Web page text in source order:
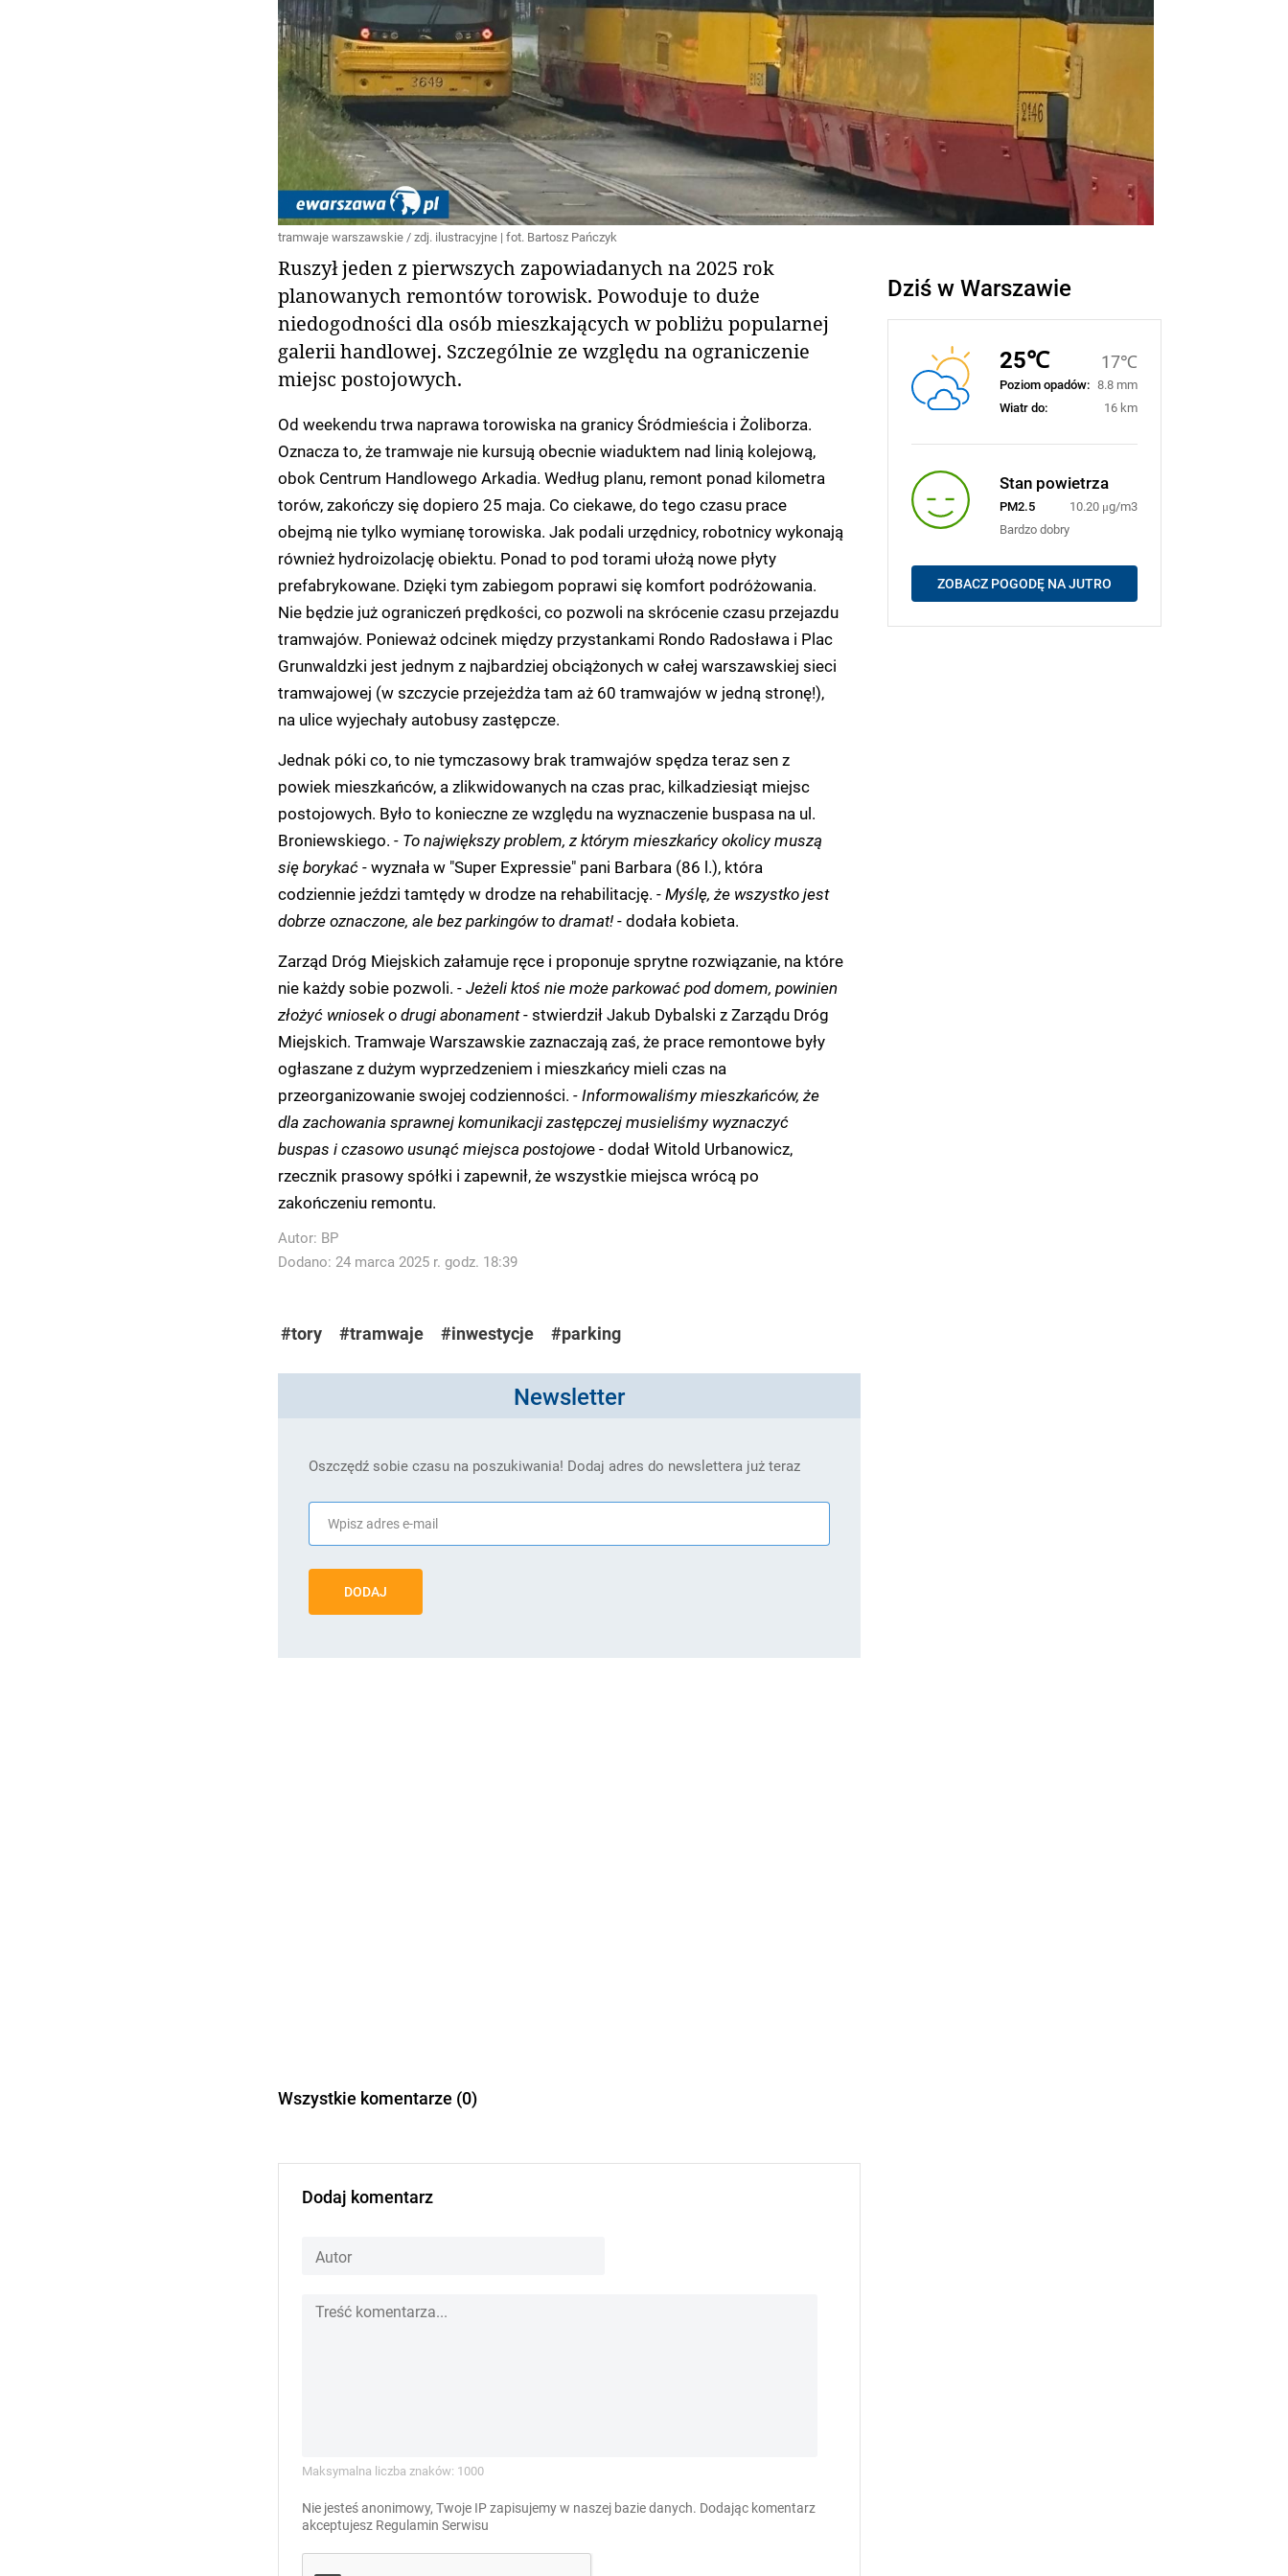
tramwaje warszawskie / zdj. ilustracyjne | fot. Bartosz Pańczyk
Ruszył jeden z pierwszych zapowiadanych na 2025 rok
planowanych remontów torowisk. Powoduje to duże
niedogodności dla osób mieszkających w pobliżu popularnej
galerii handlowej. Szczególnie ze względu na ograniczenie
miejsc postojowych.
Od weekendu trwa naprawa torowiska na granicy Śródmieścia i Żoliborza.
Oznacza to, że tramwaje nie kursują obecnie wiaduktem nad linią kolejową,
obok Centrum Handlowego Arkadia. Według planu, remont ponad kilometra
torów, zakończy się dopiero 25 maja. Co ciekawe, do tego czasu prace
obejmą nie tylko wymianę torowiska. Jak podali urzędnicy, robotnicy wykonają
również hydroizolację obiektu. Ponad to pod torami ułożą nowe płyty
prefabrykowane. Dzięki tym zabiegom poprawi się komfort podróżowania.
Nie będzie już ograniczeń prędkości, co pozwoli na skrócenie czasu przejazdu
tramwajów. Ponieważ odcinek między przystankami Rondo Radosława i Plac
Grunwaldzki jest jednym z najbardziej obciążonych w całej warszawskiej sieci
tramwajowej (w szczycie przejeżdża tam aż 60 tramwajów w jedną stronę!),
na ulice wyjechały autobusy zastępcze.
Jednak póki co, to nie tymczasowy brak tramwajów spędza teraz sen z
powiek mieszkańców, a zlikwidowanych na czas prac, kilkadziesiąt miejsc
postojowych. Było to konieczne ze względu na wyznaczenie buspasa na ul.
Broniewskiego. - To największy problem, z którym mieszkańcy okolicy muszą
się borykać- wyznała w "Super Expressie" pani Barbara (86 l.), która
codziennie jeździ tamtędy w drodze na rehabilitację. -Myślę, że wszystko jest
dobrze oznaczone, ale bez parkingów to dramat!- dodała kobieta.
Zarząd Dróg Miejskich załamuje ręce i proponuje sprytne rozwiązanie, na które
nie każdy sobie pozwoli. - Jeżeli ktoś nie może parkować pod domem, powinien
złożyć wniosek o drugi abonament- stwierdził Jakub Dybalski z Zarządu Dróg
Miejskich. Tramwaje Warszawskie zaznaczają zaś, że prace remontowe były
ogłaszane z dużym wyprzedzeniem i mieszkańcy mieli czas na
przeorganizowanie swojej codzienności. - Informowaliśmy mieszkańców, że
dla zachowania sprawnej komunikacji zastępczej musieliśmy wyznaczyć
buspas i czasowo usunąć miejsca postojowe - dodał Witold Urbanowicz,
rzecznik prasowy spółki i zapewnił, że wszystkie miejsca wrócą po
zakończeniu remontu.
Autor: BP
Dodano: 24 marca 2025 r. godz. 18:39
#tory #tramwaje #inwestycje #parking
Newsletter
Oszczędź sobie czasu na poszukiwania! Dodaj adres do newslettera już teraz
DODAJ
Wszystkie komentarze (0)
Dodaj komentarz
Maksymalna liczba znaków: 1000
Nie jesteś anonimowy, Twoje IP zapisujemy w naszej bazie danych. Dodając komentarz
akceptujesz Regulamin Serwisu
Dziś w Warszawie
25℃ 17℃
Poziom opadów: 8.8 mm
Wiatr do:
16 km
Stan powietrza
PM2.5
10.20 μg/m3
Bardzo dobry
ZOBACZ POGODĘ NA JUTRO